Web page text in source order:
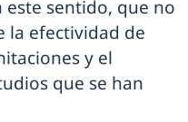
sentido, que no
la efectividad de
y el
que se han